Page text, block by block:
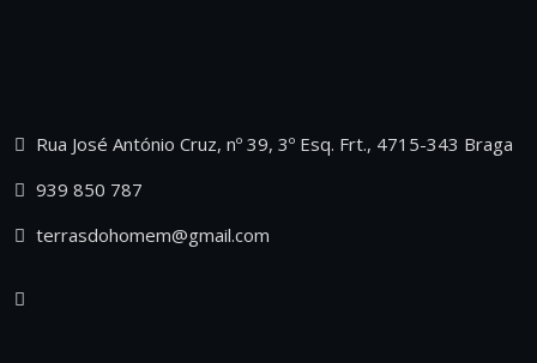
Rua José António Cruz, nº 39, 3º Esq. Frt., 4715-343 Braga
939 850 787
terrasdohomem@gmail.com